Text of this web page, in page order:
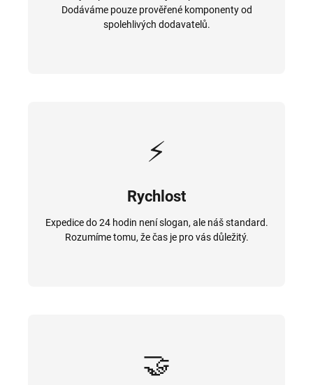
Dodáváme pouze prověřené komponenty od
spolehlivých dodavatelů.
⚡
Rychlost
Expedice do 24 hodin není slogan, ale náš standard.
Rozumíme tomu, že čas je pro vás důležitý.
🤝